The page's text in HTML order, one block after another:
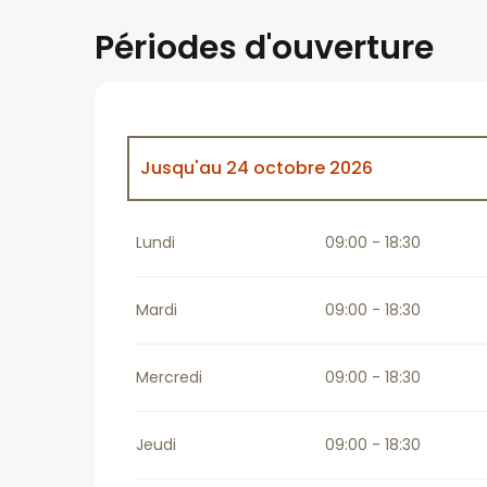
Périodes d'ouverture
Jusqu'au 24 octobre 2026
25 octobre 2026 au24 décembre
Lundi 09:00 - 18:30
Mardi 09:00 - 18:30
Mercredi 09:00 - 18:30
Jeudi 09:00 - 18:30